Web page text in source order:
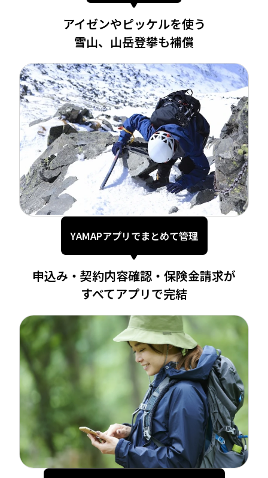
アイゼンやピッケルを使う
雪山、山岳登攀も補償
YAMAPアプリでまとめて管理
申込み・契約内容確認・ 保険金請求が
すべてアプリで完結